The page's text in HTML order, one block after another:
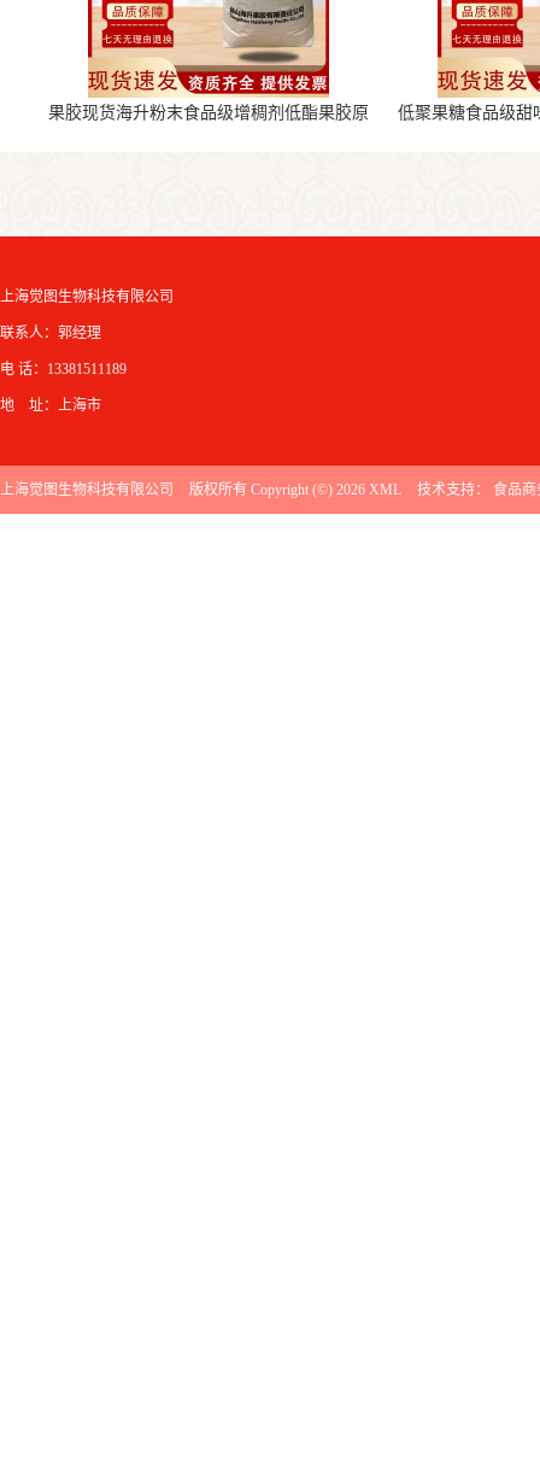
果胶现货海升粉末食品级增稠剂低酯果胶原
低聚果糖食品级甜
上海觉图生物科技有限公司
联系人：郭经理
电 话：13381511189
地 址：上海市
上海觉图生物科技有限公司 版权所有 Copyright (©) 2026 XML 技术支持： 食品商